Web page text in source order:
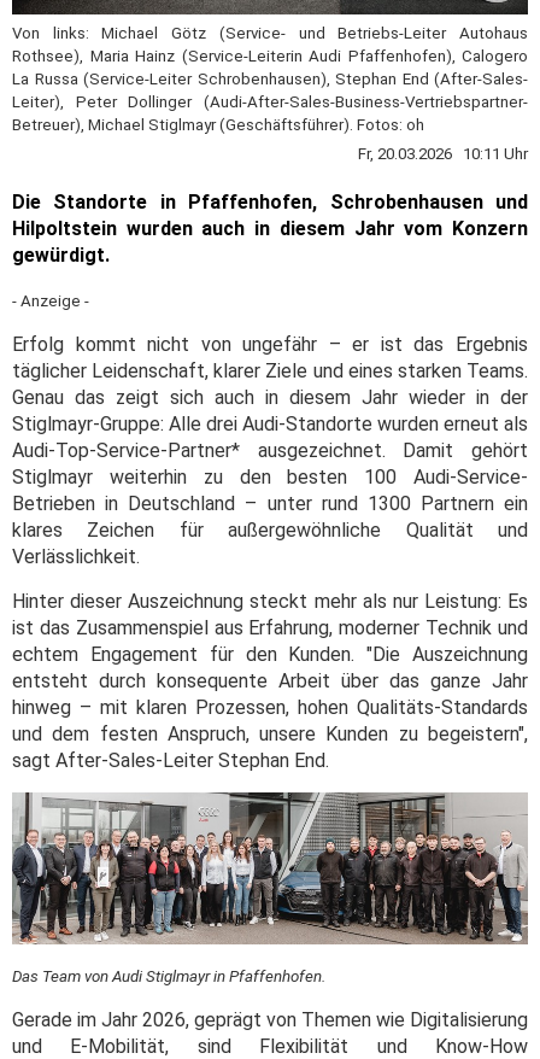
Von links: Michael Götz (Service- und Betriebs-Leiter Autohaus
Rothsee), Maria Hainz (Service-Leiterin Audi Pfaffenhofen), Calogero
La Russa (Service-Leiter Schrobenhausen), Stephan End (After-Sales-
Leiter), Peter Dollinger (Audi-After-Sales-Business-Vertriebspartner-
Betreuer), Michael Stiglmayr (Geschäftsführer). Fotos: oh
Fr, 20.03.2026 10:11 Uhr
Die Standorte in Pfaffenhofen, Schrobenhausen und
Hilpoltstein wurden auch in diesem Jahr vom Konzern
gewürdigt.
- Anzeige -
Erfolg kommt nicht von ungefähr – er ist das Ergebnis
täglicher Leidenschaft, klarer Ziele und eines starken Teams.
Genau das zeigt sich auch in diesem Jahr wieder in der
Stiglmayr-Gruppe: Alle drei Audi-Standorte wurden erneut als
Audi-Top-Service-Partner* ausgezeichnet. Damit gehört
Stiglmayr weiterhin zu den besten 100 Audi-Service-
Betrieben in Deutschland – unter rund 1300 Partnern ein
klares Zeichen für außergewöhnliche Qualität und
Verlässlichkeit.
Hinter dieser Auszeichnung steckt mehr als nur Leistung: Es
ist das Zusammenspiel aus Erfahrung, moderner Technik und
echtem Engagement für den Kunden. "Die Auszeichnung
entsteht durch konsequente Arbeit über das ganze Jahr
hinweg – mit klaren Prozessen, hohen Qualitäts-Standards
und dem festen Anspruch, unsere Kunden zu begeistern",
sagt After-Sales-Leiter Stephan End.
Das Team von Audi Stiglmayr in Pfaffenhofen.
Gerade im Jahr 2026, geprägt von Themen wie Digitalisierung
und E-Mobilität, sind Flexibilität und Know-How